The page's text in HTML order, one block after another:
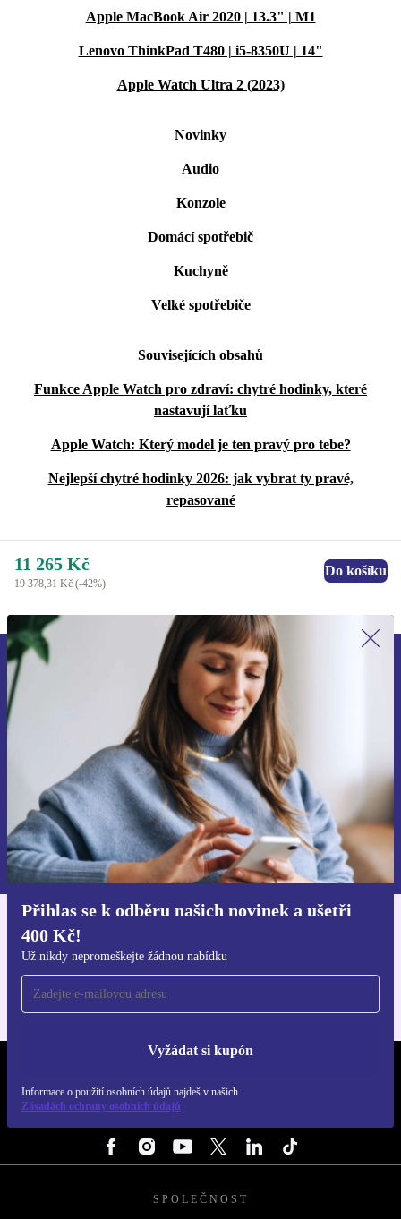
Apple MacBook Air 2020 | 13.3" | M1
Lenovo ThinkPad T480 | i5-8350U | 14"
Apple Watch Ultra 2 (2023)
Novinky
Audio
Konzole
Domácí spotřebič
Kuchyně
Velké spotřebiče
Souvisejících obsahů
Funkce Apple Watch pro zdraví: chytré hodinky, které
nastavují laťku
Apple Watch: Který model je ten pravý pro tebe?
Nejlepší chytré hodinky 2026: jak vybrat ty pravé,
repasované
11 265 Kč
19 378,31 Kč (-42%)
Do košíku
Přihlas se k odběru našich novinek a ušetři
400 Kč!
Už nikdy nepromeškejte žádnou nabídku
Vyžádat si kupón
Informace o použití osobních údajů najdeš v našich
Zásadách ochrany osobních údajů
Přihlas se k odběru našich novinek a
ušetři 400 Kč!
Už nikdy nepromeškej žádnou nabídku.
Chci voucher
Informace o použití osobních údajů najdeš v našich
Zásadách ochrany osobních údajů.
Pro iOS a Android
SPOLEČNOST